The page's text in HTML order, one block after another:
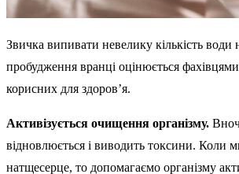
Звичка випивати невелику кількість води
пробудження вранці оцінюється
корисних для здоров’я.
Активізується очищення організму.
відновлюється і виводить токсини. Коли
натщесерце, то допомагаємо організму